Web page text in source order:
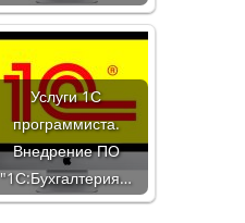
Услуги 1С
программиста.
Внедрение ПО
"1С:Бухгалтерия…